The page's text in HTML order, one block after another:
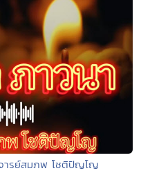
ารย์สมภพ โชติปัญโญ